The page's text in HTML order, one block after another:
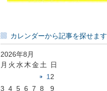
カレンダーから記事を探せます
2026年8月
月 火 水 木金 土
日
1 2
3 4 5 6 7 8
9